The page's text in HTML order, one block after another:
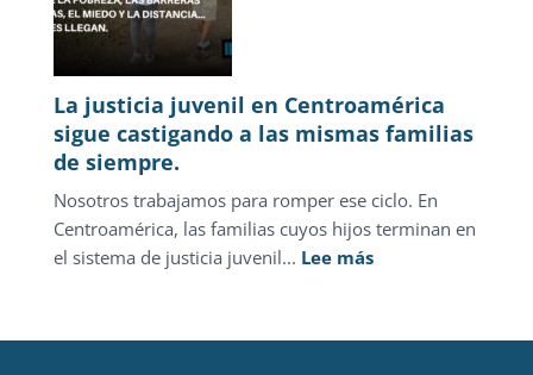
La justicia juvenil en Centroamérica
sigue castigando a las mismas familias
de siempre.
Nosotros trabajamos para romper ese ciclo. En
Centroamérica, las familias cuyos hijos terminan en
el sistema de justicia juvenil... Lee más:
juvenil